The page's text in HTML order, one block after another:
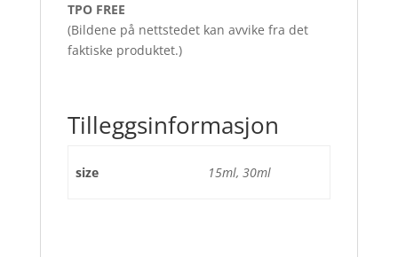
TPO FREE
(Bildene på nettstedet kan avvike fra det
faktiske produktet.)
Tilleggsinformasjon
size 15ml, 30ml